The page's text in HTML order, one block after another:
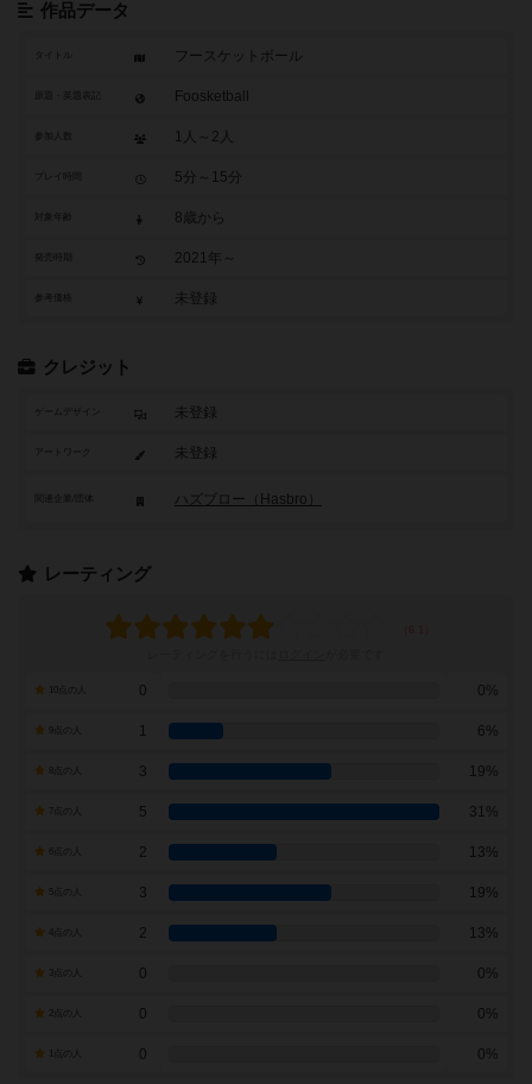
作品データ
タイトル フースケットボール
Foosketball
参加人数 1人～2人
5分～15分
8歳から
2021年～
参考価格 未登録
クレジット
ゲームデザイン 未登録
アートワーク 未登録
ハズブロー（Hasbro）
レーティング
0 0%
1 6%
3 19%
7点の人 5 31%
2 13%
3 19%
2 13%
0 0%
0 0%
0 0%